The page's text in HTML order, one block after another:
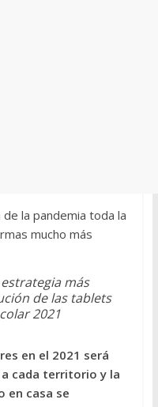
la pandemia toda la
mucho más
más
de las tablets
2021
en el 2021 será
cada territorio y la
en casa se